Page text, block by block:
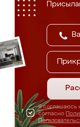
Я соглашаюсь
согласно